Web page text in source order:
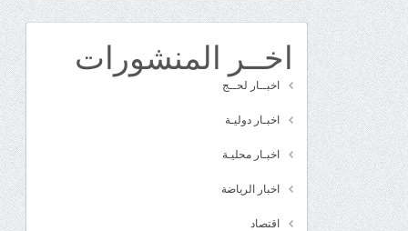
اخــر المنشورات
اخبــار لحــج
اخبـار دوليـة
اخبـار محليـة
اخبار الرياضة
اقتصاد